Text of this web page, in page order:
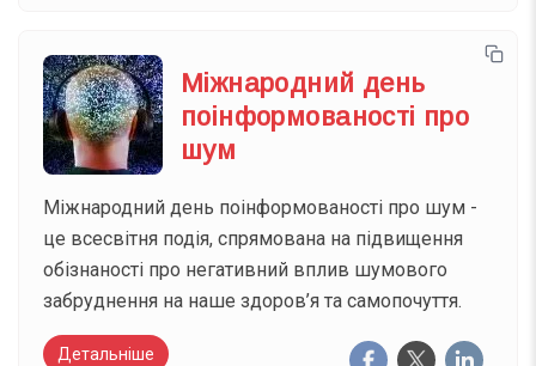
Міжнародний день
поінформованості про
шум
Міжнародний день поінформованості про шум -
це всесвітня подія, спрямована на підвищення
обізнаності про негативний вплив шумового
забруднення на наше здоров’я та самопочуття.
Детальніше